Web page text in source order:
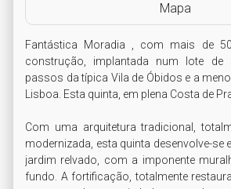
Mapa
Fantástica Moradia , com mais de
construção, implantada num lote
passos da típica Vila de Óbidos e a
Lisboa. Esta quinta, em plena Costa de
Com uma arquitetura tradicional,
modernizada, esta quinta desenvolve-se
jardim relvado, com a imponente
fundo. A fortificação, totalmente